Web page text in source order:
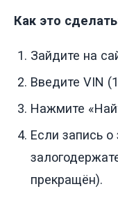
Как это
Зайдите на
Введите VIN
Нажмите
Если запись
прекращён).